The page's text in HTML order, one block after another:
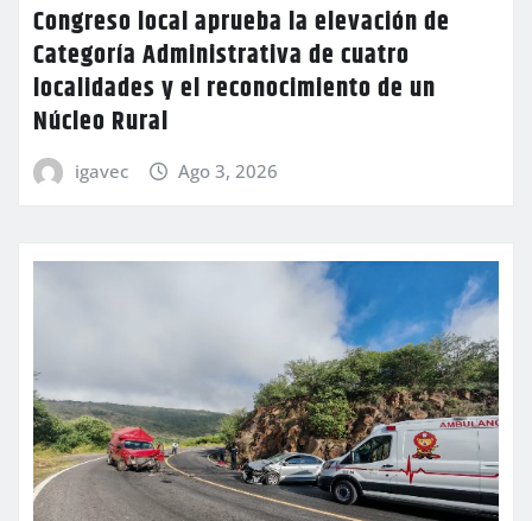
Congreso local aprueba la elevación de
Categoría Administrativa de cuatro
localidades y el reconocimiento de un
Núcleo Rural
igavec Ago 3, 2026